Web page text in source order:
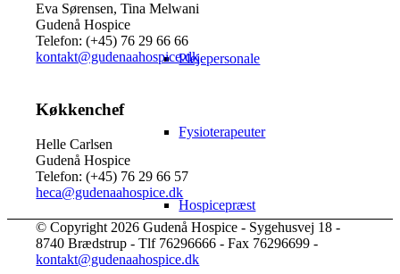
Plejepersonale
Fysioterapeuter
Hospicepræst
Eva Sørensen, Tina Melwani
Gudenå Hospice
Telefon: (+45) 76 29 66 66
kontakt@gudenaahospice.dk
Køkkenchef
Helle Carlsen
Gudenå Hospice
Telefon: (+45) 76 29 66 57
heca@gudenaahospice.dk
© Copyright 2026 Gudenå Hospice - Sygehusvej 18 -
8740 Brædstrup - Tlf 76296666 - Fax 76296699 -
kontakt@gudenaahospice.dk